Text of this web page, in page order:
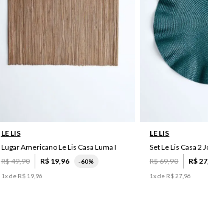
LE LIS
Lugar Americano Le Lis Casa Luma I
R$49,90 R$ 19,96 -60%
1x de R$ 19, 96
LE LIS
R$69,90 R$27
1x de R$27 96